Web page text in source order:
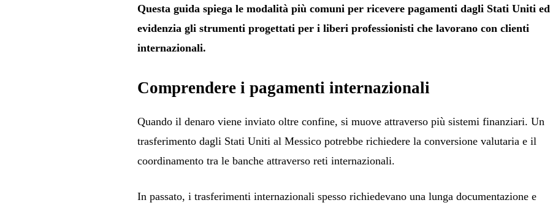
Questa guida spiega le modalità più comuni per ricevere pagamenti dagli Stati Uniti ed
evidenzia gli strumenti progettati per i liberi professionisti che lavorano con clienti
internazionali.
Comprendere i pagamenti internazionali
Quando il denaro viene inviato oltre confine, si muove attraverso più sistemi finanziari. Un
trasferimento dagli Stati Uniti al Messico potrebbe richiedere la conversione valutaria e il
coordinamento tra le banche attraverso reti internazionali.
In passato, i trasferimenti internazionali spesso richiedevano una lunga documentazione e